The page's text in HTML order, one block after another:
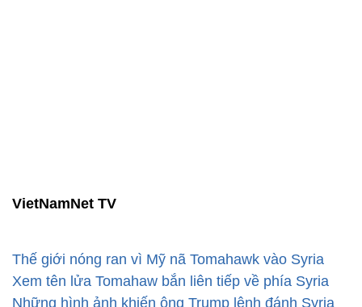
VietNamNet TV
Thế giới nóng ran vì Mỹ nã Tomahawk vào Syria
Xem tên lửa Tomahaw bắn liên tiếp về phía Syria
Những hình ảnh khiến ông Trump lệnh đánh Syria